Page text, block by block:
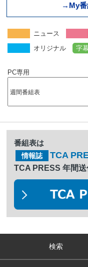
→My番
ニュース
オリジナル
字幕
PC専用
番組表は
情報誌 TCA
TCA PRESS 年間
検索